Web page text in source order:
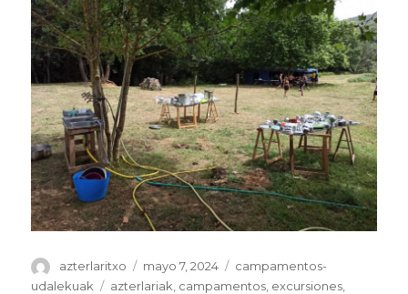
Autor
azterlaritxo
Publicado
el
mayo 7, 2024 Categorías
campamentos-
udalekuak
Etiquetas
azterlariak campamentos excursiones